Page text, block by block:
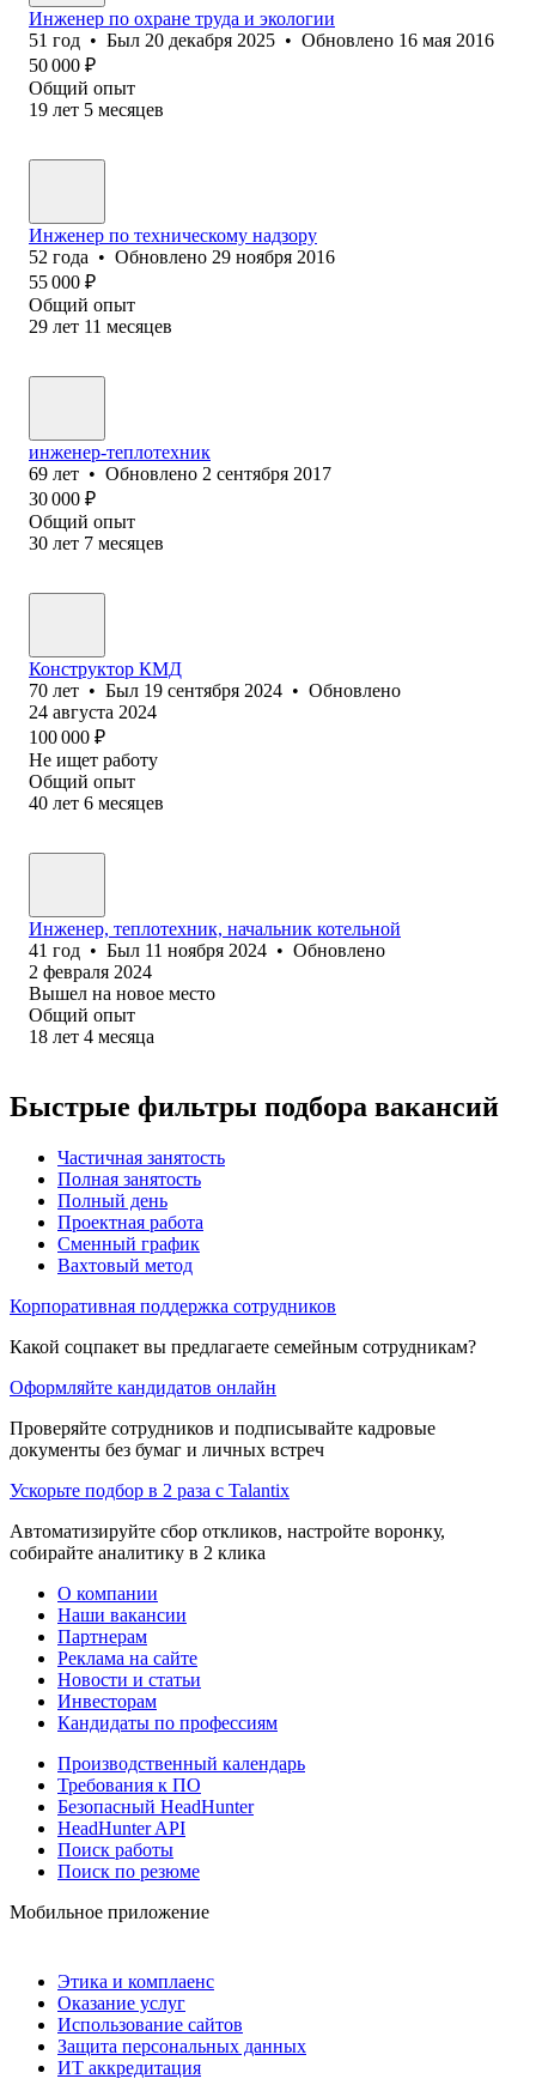
Инженер по охране труда и экологии
51 год • Был 20 декабря 2025 • Обновлено 16 мая 2016
50 000 ₽
Общий опыт
19 лет 5 месяцев
Инженер по техническому надзору
52 года • Обновлено 29 ноября 2016
55 000 ₽
Общий опыт
29 лет 11 месяцев
инженер-теплотехник
69 лет • Обновлено 2 сентября 2017
30 000 ₽
Общий опыт
30 лет 7 месяцев
Конструктор КМД
70 лет • Был 19 сентября 2024 • Обновлено
24 августа 2024
100 000 ₽
Не ищет работу
Общий опыт
40 лет 6 месяцев
Инженер, теплотехник, начальник котельной
41 год • Был 11 ноября 2024 • Обновлено
2 февраля 2024
Вышел на новое место
Общий опыт
18 лет 4 месяца
Быстрые фильтры подбора вакансий
Частичная занятость
Полная занятость
Полный день
Проектная работа
Сменный график
Вахтовый метод
Корпоративная поддержка сотрудников
Какой соцпакет вы предлагаете семейным сотрудникам?
Оформляйте кандидатов онлайн
Проверяйте сотрудников и подписывайте кадровые
документы без бумаг и личных встреч
Ускорьте подбор в 2 раза с Talantix
Автоматизируйте сбор откликов, настройте воронку,
собирайте аналитику в 2 клика
О компании
Наши вакансии
Партнерам
Реклама на сайте
Новости и статьи
Инвесторам
Кандидаты по профессиям
Производственный календарь
Требования к ПО
Безопасный HeadHunter
HeadHunter API
Поиск работы
Поиск по резюме
Мобильное приложение
Этика и комплаенс
Оказание услуг
Использование сайтов
Защита персональных данных
ИТ аккредитация